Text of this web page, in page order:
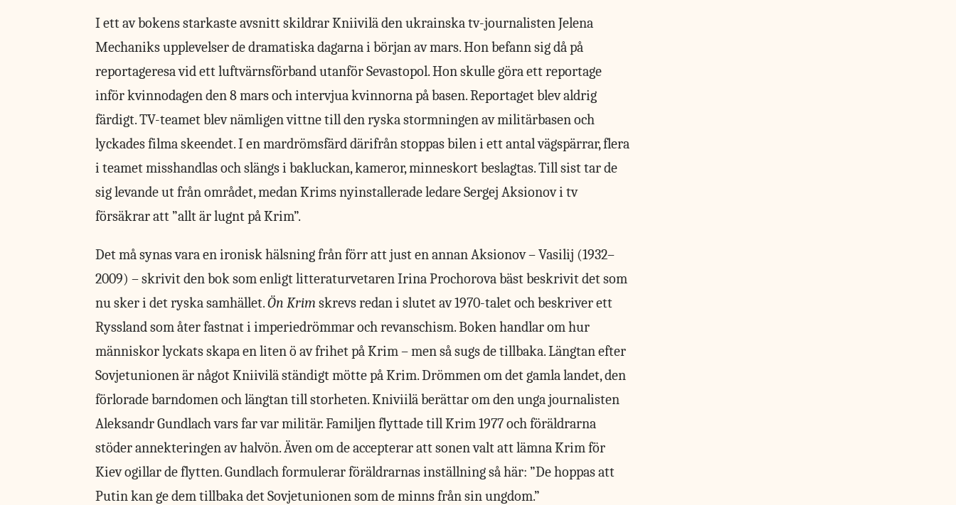
I ett av bokens starkaste avsnitt skildrar Kniivilä den ukrainska tv-journalisten Jelena
Mechaniks upplevelser de dramatiska dagarna i början av mars. Hon befann sig då på
reportageresa vid ett luftvärnsförband utanför Sevastopol. Hon skulle göra ett reportage
inför kvinnodagen den 8 mars och intervjua kvinnorna på basen. Reportaget blev aldrig
färdigt. TV-teamet blev nämligen vittne till den ryska stormningen av militärbasen och
lyckades filma skeendet. I en mardrömsfärd därifrån stoppas bilen i ett antal vägspärrar, flera
i teamet misshandlas och slängs i bakluckan, kameror, minneskort beslagtas. Till sist tar de
sig levande ut från området, medan Krims nyinstallerade ledare Sergej Aksionov i tv
försäkrar att ”allt är lugnt på Krim”.
Det må synasvara en ironisk hälsning från förr att just en annan Aksionov – Vasilij (1932–
2009) – skrivit den bok som enligt litteraturvetaren Irina Prochorova bäst beskrivit det som
nu sker i det ryska samhället.Ön Krim skrevs redan i slutet av 1970-talet och beskriver ett
Ryssland som åter fastnat i imperiedrömmar och revanschism. Boken handlar om hur
människor lyckats skapa en liten ö av frihet på Krim – men så sugs de tillbaka. Längtan efter
Sovjetunionen är något Kniivilä ständigt mötte på Krim. Drömmen om det gamla landet, den
förlorade barndomen och längtan till storheten. Kniviilä berättar om den unga journalisten
Aleksandr Gundlach vars far var militär. Familjen flyttade till Krim 1977 och föräldrarna
stöder annekteringen av halvön. Även om de accepterar att sonen valt att lämna Krim för
Kiev ogillar de flytten. Gundlach formulerar föräldrarnas inställning så här: ”De hoppas att
Putin kan ge dem tillbaka det Sovjetunionen som de minns från sin ungdom.”